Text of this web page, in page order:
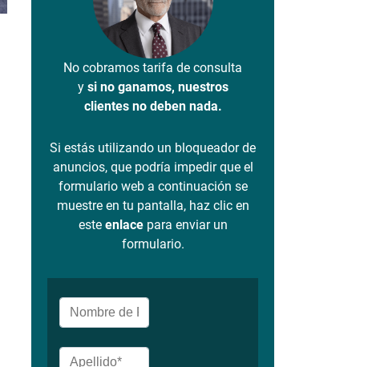
No cobramos tarifa de consulta
y si no ganamos, nuestros
clientes no deben nada.
Si estás utilizando un bloqueador de
anuncios, que podría impedir que el
formulario web a continuación se
muestre en tu pantalla, haz clic en
este enlacepara enviar un
formulario.